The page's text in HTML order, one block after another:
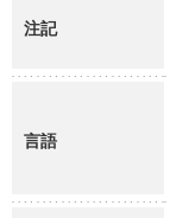
注記
言語